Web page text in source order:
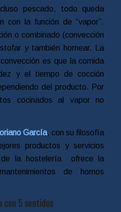
pescado, todo queda
con la función de “vapor”.
o combinado (convección
y también hornear. La
es que la comida
y el tiempo de cocción
del producto. Por
cocinados al vapor no
García, con su filosofía
productos y servicios
de la hostelería ofrece la
de hornos
con 5 sentidos